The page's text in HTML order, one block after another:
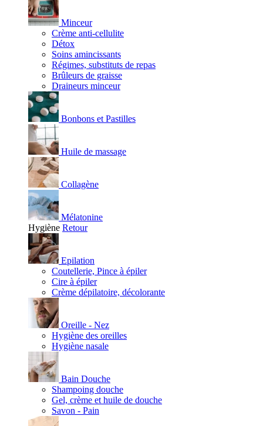
Minceur
Crème anti-cellulite
Détox
Soins amincissants
Régimes, substituts de repas
Brûleurs de graisse
Draineurs minceur
Bonbons et Pastilles
Huile de massage
Collagène
Mélatonine
Hygiène Retour
Epilation
Coutellerie, Pince à épiler
Cire à épiler
Crème dépilatoire, décolorante
Oreille - Nez
Hygiène des oreilles
Hygiène nasale
Bain Douche
Shampoing douche
Gel, crème et huile de douche
Savon - Pain